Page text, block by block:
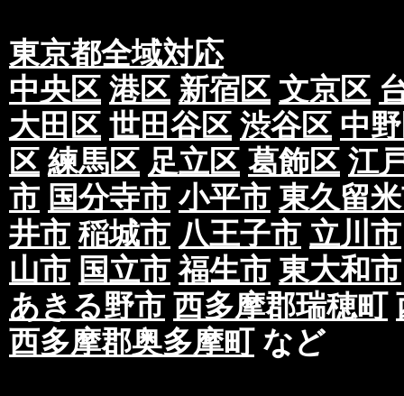
東京都全域対応
中央区 港区 新宿区 文京区
大田区 世田谷区 渋谷区 中
区 練馬区 足立区 葛飾区 江
市 国分寺市 小平市 東久留
井市 稲城市 八王子市 立川市
山市 国立市 福生市 東大和市
あきる野市 西多摩郡瑞穂町
西多摩郡奥多摩町など